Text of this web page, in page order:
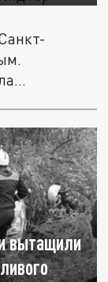
вытащили